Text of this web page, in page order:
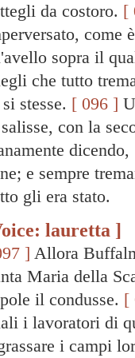
da costoro. [
come
sopra il
che tutto
si stesse. [ 096 ]
con la
e sempre
gli era stato.
lauretta ]
] Allora
Maria della
il condusse. [
i lavoratori di
i campi